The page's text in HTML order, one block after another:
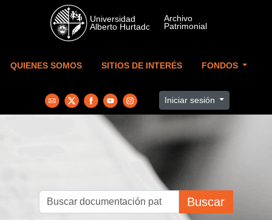
Skip to main content
QUIENES SOMOS SITIOS DE INTERÉS FONDOS
Iniciar sesión
Buscar